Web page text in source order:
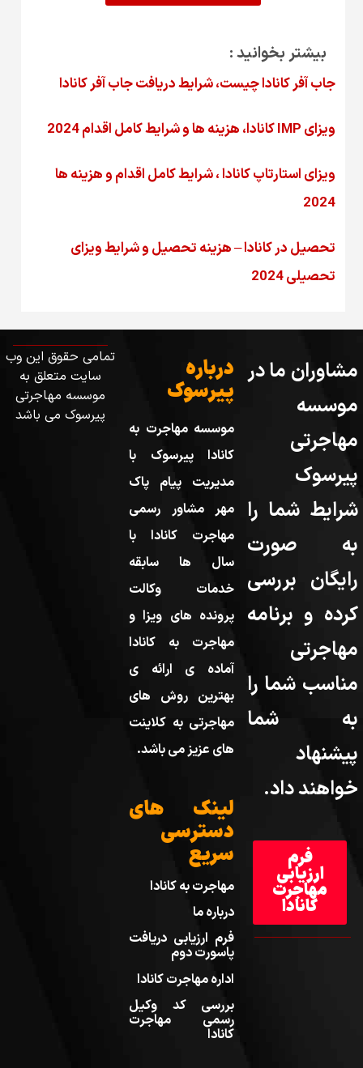
بیشتر بخوانید :
جاب آفر کانادا چیست، شرایط دریافت جاب آفر کانادا
ویزای IMP کانادا، هزینه ها و شرایط کامل اقدام 2024
ویزای استارتاپ کانادا ، شرایط کامل اقدام و هزینه ها
2024
تحصیل در کانادا – هزینه‌ تحصیل و شرایط ویزای
تحصیلی 2024
مشاوران ما در
موسسه
مهاجرتی
پیرسوک
شرایط شما را
به صورت
رایگان بررسی
کرده و برنامه
مهاجرتی
مناسب شما را
به شما
پیشنهاد
خواهند داد.
فرم
ارزیابی
مهاجرت
کانادا
درباره
پیرسوک
موسسه مهاجرت به
کانادا پیرسوک با
مدیریت پیام پاک
مهر مشاور رسمی
مهاجرت کانادا با
سال ها سابقه
خدمات وکالت
پرونده های ویزا و
مهاجرت به کانادا
آماده ی ارائه ی
بهترین روش های
مهاجرتی به کلاینت
های عزیز می باشد.
لینک های
دسترسی
سریع
مهاجرت به کانادا
درباره ما
فرم ارزیابی دریافت
پاسورت دوم
اداره مهاجرت کانادا
بررسی کد وکیل
رسمی مهاجرت
کانادا
تمامی حقوق این وب
سایت متعلق به
موسسه مهاجرتی
پیرسوک می باشد